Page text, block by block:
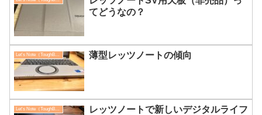
てどうなの？
薄型レッツノートの傾向
Let's Note（ToughBook）
レッツノートで新しいデジタルライフ